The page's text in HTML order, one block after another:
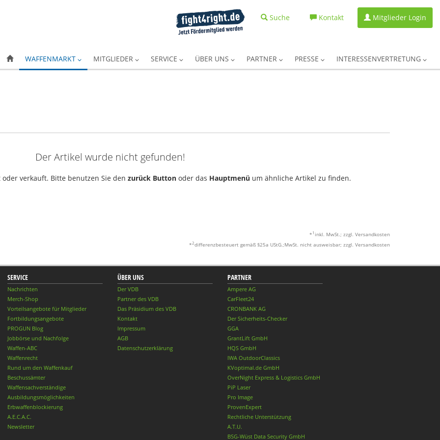
Suche Kontakt Mitglieder Login
WAFFENMARKT MITGLIEDER SERVICE ÜBER UNS PARTNER PRESSE INTERESSENVERTRETUNG
Der Artikel wurde nicht gefunden!
verkauft. Bitte benutzen Sie den zurück Button oder das Hauptmenü um ähnliche Artikel zu finden.
* 1 inkl. MwSt.; zzgl. Versandkosten
*2differenzbesteuert gemäß §25a UStG.;MwSt. nicht ausweisbar; zzgl. Versandkosten
SERVICE
Nachrichten
Merch-Shop
Vorteilsangebote für Mitglieder
Fortbildungsangebote
PROGUN Blog
Jobbörse und Nachfolge
Waffen-ABC
Waffenrecht
Rund um den Waffenkauf
Beschussämter
Waffensachverständige
Ausbildungsmöglichkeiten
Erbwaffenblockierung
A.E.C.A.C.
Newsletter
ÜBER UNS
Der VDB
Partner des VDB
Das Präsidium des VDB
Kontakt
Impressum
AGB
Datenschutzerklärung
PARTNER
Ampere AG
CarFleet24
CRONBANK AG
Der Sicherheits-Checker
GGA
GrantLift GmbH
HQS GmbH
IWA OutdoorClassics
KVoptimal.de GmbH
OverNight Express & Logistics GmbH
PiP Laser
Pro Image
ProvenExpert
Rechtliche Unterstützung
A.T.U.
BSG-Wüst Data Security GmbH